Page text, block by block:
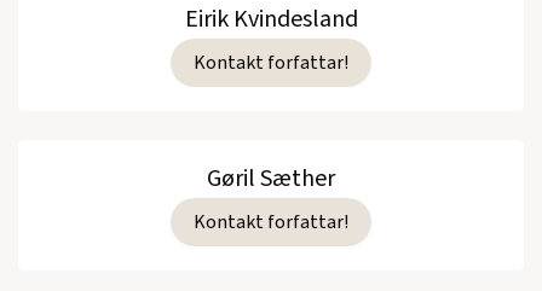
Eirik Kvindesland
Kontakt forfattar!
Gøril Sæther
Kontakt forfattar!